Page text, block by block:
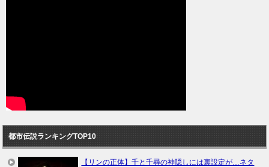
都市伝説ランキングTOP10
【リンの正体】千と千尋の神隠しには裏設定が…ネタ